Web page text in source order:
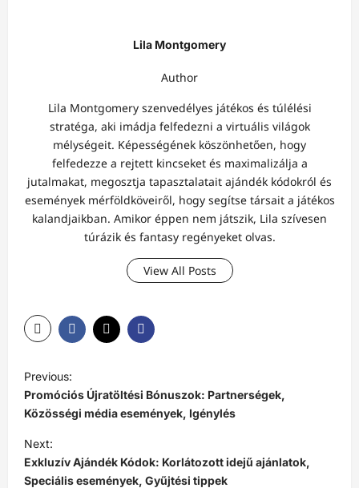
Lila Montgomery
Author
Lila Montgomery szenvedélyes játékos és túlélési
stratéga, aki imádja felfedezni a virtuális világok
mélységeit. Képességének köszönhetően, hogy
felfedezze a rejtett kincseket és maximalizálja a
jutalmakat, megosztja tapasztalatait ajándék kódokról és
események mérföldköveiről, hogy segítse társait a játékos
kalandjaikban. Amikor éppen nem játszik, Lila szívesen
túrázik és fantasy regényeket olvas.
View All Posts
o
s
t
n
Previous:
Promóciós Újratöltési Bónuszok: Partnerségek,
Közösségi média események, Igénylés
Next:
Exkluzív Ajándék Kódok: Korlátozott idejű ajánlatok,
Speciális események, Gyűjtési tippek